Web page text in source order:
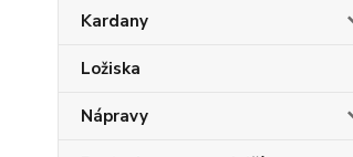
Kardany
Ložiska
Nápravy